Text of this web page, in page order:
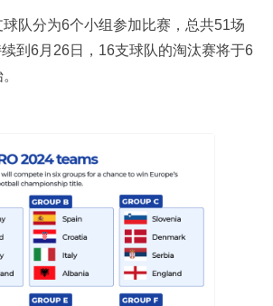
队分为6个小组参加比赛，总共51场
到6月26日，16支球队的淘汰赛将于6